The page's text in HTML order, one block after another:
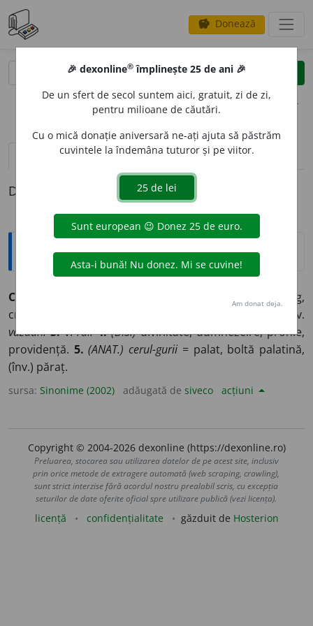
savings Donează
clear
opțiuni
definiții (1) pronunțievolume_up (50)
Definiția cu ID-ul 176572:
Sinonime
CER
boltă, firmament, (rar) arc, boltire, (înv.) crug,
crângul cerului, (fig.) tărie.
v.
văzduh. 3.v.rai. 4. (BIS.)divinitate, dumnezeire, pronie,
providență. 5. (ANAT.) cerul-gurii = palat, boltă palatină,
(înv.) păraț.
sursa: Sinonime (2002) adăugată de siveco acțiuni
Copyright © 2004-2026 dexonline (https://dexonline.ro)
Preluarea, stocarea sau utilizarea datelor de pe acest site, inclusiv
prin orice metode de extragere automată (web scraping, crawling),
sunt strict interzise fără acordul nostru prealabil scris, cu excepția
seturilor de date oferite oficial spre utilizare publică (vezi licența).
licență confidențialitate găzduit de Hosterion
🎉 dexonline® împlinește 25 de ani 🎉
De un sfert de secol suntem aici, gratuit, zi de zi,
pentru milioane de căutări.
Cu o mică donație aniversară ne-ați ajuta să păstrăm
cuvintele la îndemâna tuturor și pe viitor.
Am donat deja.